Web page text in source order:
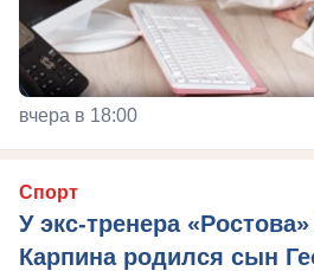
вчера в 18:00
Спорт
У экс-тренера
Карпина родился сын